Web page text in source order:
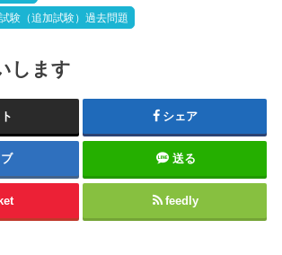
験（追加試験）過去問題
します
シェア
送る
feedly